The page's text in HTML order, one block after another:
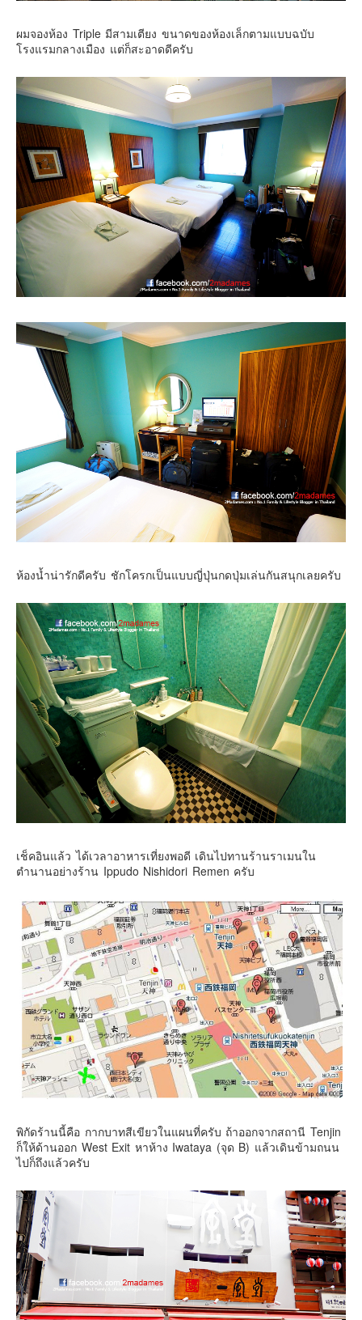
ผมจองห้อง Triple มีสามเตียง ขนาดของห้องเล็กตามแบบฉบับ
โรงแรมกลางเมือง แต่ก็สะอาดดีครับ
ห้องน้ำน่ารักดีครับ ชักโครกเป็นแบบญี่ปุ่นกดปุ่มเล่นกันสนุกเลยครับ
เช็คอินแล้ว ได้เวลาอาหารเที่ยงพอดี เดินไปทานร้านราเมนใน
ตำนานอย่างร้าน Ippudo Nishidori Remen ครับ
พิกัดร้านนี้คือ กากบาทสีเขียวในแผนที่ครับ ถ้าออกจากสถานี Tenjin
ก็ให้ด้านออก West Exit หาห้าง Iwataya (จุด B) แล้วเดินข้ามถนน
ไปก็ถึงแล้วครับ